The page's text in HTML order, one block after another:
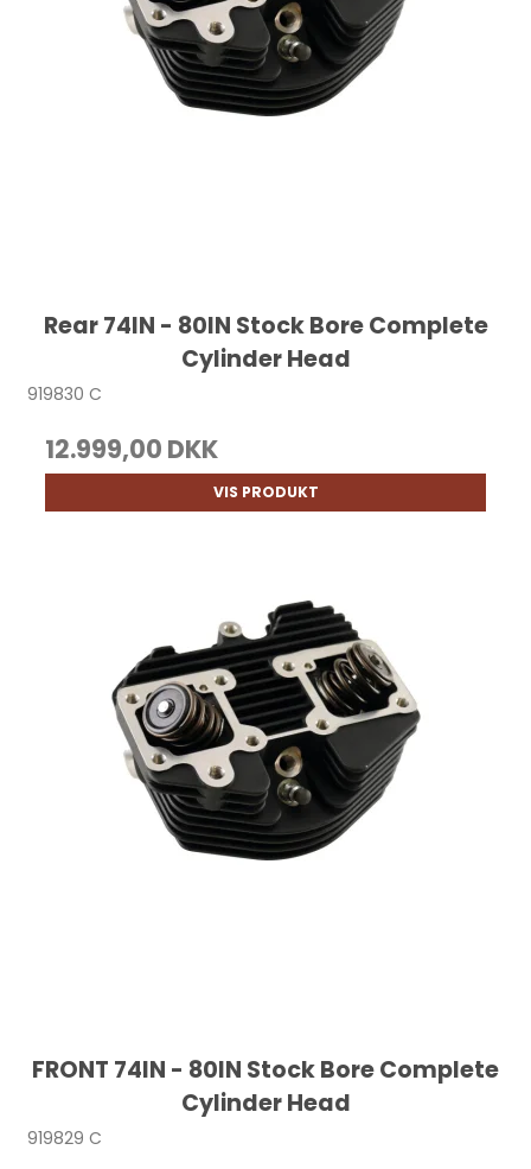
Rear 74IN - 80IN Stock Bore Complete
Cylinder Head
919830 C
12.999,00 DKK
VIS PRODUKT
FRONT 74IN - 80IN Stock Bore Complete
Cylinder Head
919829 C